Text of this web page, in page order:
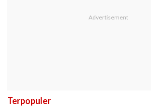
Terpopuler